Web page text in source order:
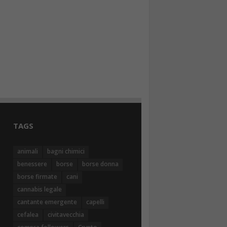
TAGS
animali
bagni chimici
benessere
borse
borse donna
borse firmate
cani
cannabis legale
cantante emergente
capelli
cefalea
civitavecchia